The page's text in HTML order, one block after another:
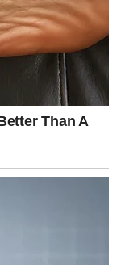
krpom,
bikarbona
imlekom,što